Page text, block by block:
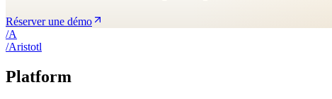
Réserver une démo
/A
/Aristotl
Platform